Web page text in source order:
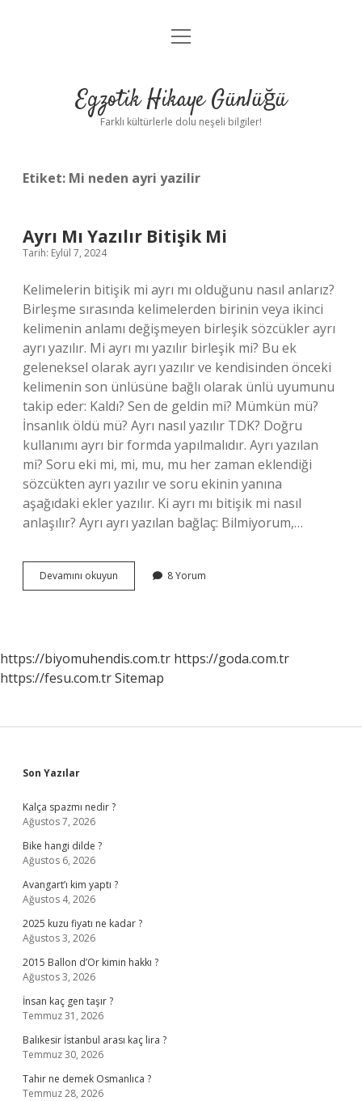
Anasayfa
Yasal Uyarı
menüyü
Egzotik Hikaye Günlüğü
Farklı kültürlerle dolu neşeli bilgiler!
Etiket: Mi neden ayri yazilir
Ayrı Mı Yazılır Bitişik Mi
Tarih: Eylül 7, 2024
Kelimelerin bitişik mi ayrı mı olduğunu nasıl anlarız?
Birleşme sırasında kelimelerden birinin veya ikinci
kelimenin anlamı değişmeyen birleşik sözcükler ayrı
ayrı yazılır. Mi ayrı mı yazılır birleşik mi? Bu ek
geleneksel olarak ayrı yazılır ve kendisinden önceki
kelimenin son ünlüsüne bağlı olarak ünlü uyumunu
takip eder: Kaldı? Sen de geldin mi? Mümkün mü?
İnsanlık öldü mü? Ayrı nasıl yazılır TDK? Doğru
kullanımı ayrı bir formda yapılmalıdır. Ayrı yazılan
mi? Soru eki mi, mi, mu, mu her zaman eklendiği
sözcükten ayrı yazılır ve soru ekinin yanına
aşağıdaki ekler yazılır. Ki ayrı mı bitişik mi nasıl
anlaşılır? Ayrı ayrı yazılan bağlaç: Bilmiyorum,…
Devamını okuyun
Mı
8 Yorum
https://biyomuhendis.com.tr https://goda.com.tr
https://fesu.com.trSitemap
Sidebar
Son Yazılar
Kalça spazmı nedir ?
Ağustos 7, 2026
Bike hangi dilde ?
Ağustos 6, 2026
Avangart’ı kim yaptı ?
Ağustos 4, 2026
2025 kuzu fiyatı ne kadar ?
Ağustos 3, 2026
2015 Ballon d’Or kimin hakkı ?
Ağustos 3, 2026
İnsan kaç gen taşır ?
Temmuz 31, 2026
Balıkesir İstanbul arası kaç lira ?
Temmuz 30, 2026
Tahir ne demek Osmanlıca ?
Temmuz 28, 2026